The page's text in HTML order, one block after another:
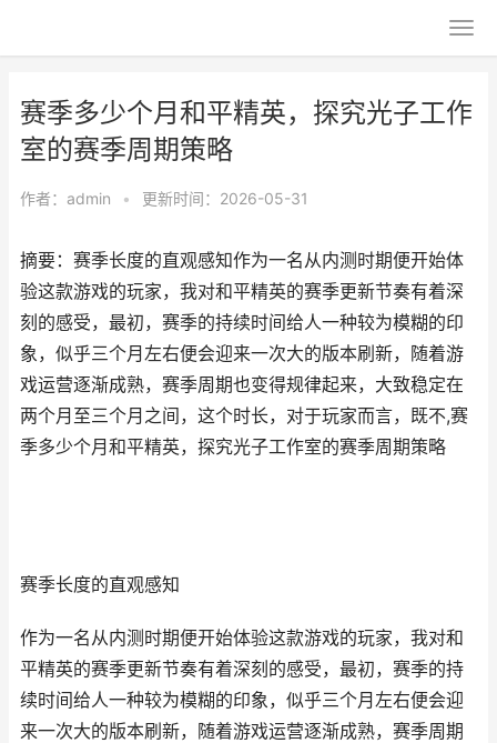
赛季多少个月和平精英，探究光子工作
室的赛季周期策略
作者： admin • 更新时间：2026-05-31
摘要：赛季长度的直观感知作为一名从内测时期便开始体
验这款游戏的玩家，我对和平精英的赛季更新节奏有着深
刻的感受，最初，赛季的持续时间给人一种较为模糊的印
象，似乎三个月左右便会迎来一次大的版本刷新，随着游
戏运营逐渐成熟，赛季周期也变得规律起来，大致稳定在
两个月至三个月之间，这个时长，对于玩家而言，既不,赛
季多少个月和平精英，探究光子工作室的赛季周期策略
赛季长度的直观感知
作为一名从内测时期便开始体验这款游戏的玩家，我对和
平精英的赛季更新节奏有着深刻的感受，最初，赛季的持
续时间给人一种较为模糊的印象，似乎三个月左右便会迎
来一次大的版本刷新，随着游戏运营逐渐成熟，赛季周期